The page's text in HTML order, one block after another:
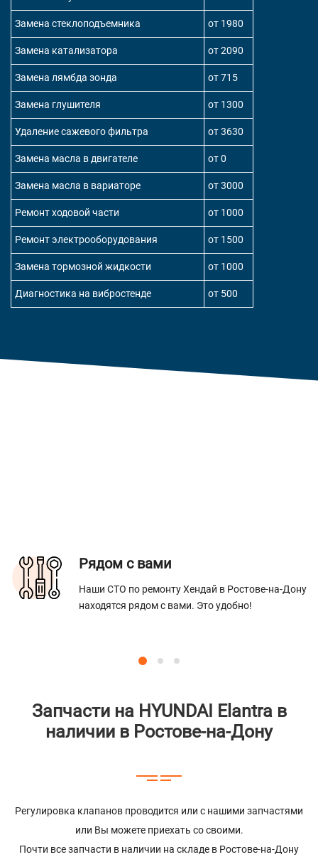
Замена стеклоподъемника от 1980
Замена катализатора от 2090
Замена лямбда зонда от 715
Замена глушителя от 1300
Удаление сажевого фильтра от 3630
Замена масла в двигателе от 0
Замена масла в вариаторе от 3000
Ремонт ходовой части от 1000
Ремонт электрооборудования от 1500
Замена тормозной жидкости от 1000
Диагностика на вибростенде от 500
Рядом с вами
Наши СТО по ремонту Хендай в Ростове-на-Дону
находятся рядом с вами. Это удобно!
Запчасти на HYUNDAI Elantra в
наличии в Ростове-на-Дону
Регулировка клапанов проводится или с нашими запчастями
или Вы можете приехать со своими.
Почти все запчасти в наличии на складе в Ростове-на-Дону